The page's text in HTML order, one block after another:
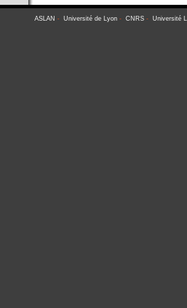
ASLAN - Université de Lyon- CNRS- Université